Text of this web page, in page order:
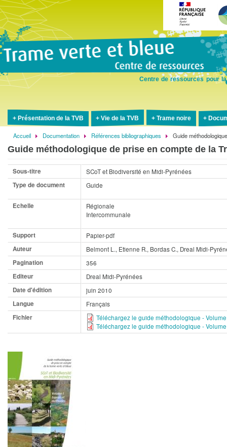
Centre de ressources pour
Présentation de la TVB Vie de la TVB Trame noire
Fil
d'Ariane
Accueil Documentation Références bibliographiques Guide
Guide méthodologique de prise en compte de la
Sous-titre
SCoT et Biodiversité en Midi-Pyrénées
Type de document
Guide
Echelle
Régionale
Intercommunale
Support
Papier-pdf
Auteur
Belmont L., Etienne R., Bordas C., Dreal Midi-
Pagination
356
Editeur
Dreal Midi-Pyrénées
Date d'édition
juin 2010
Langue
Français
Fichier
Téléchargez le guide méthodologique -
Téléchargez le guide méthodologique -